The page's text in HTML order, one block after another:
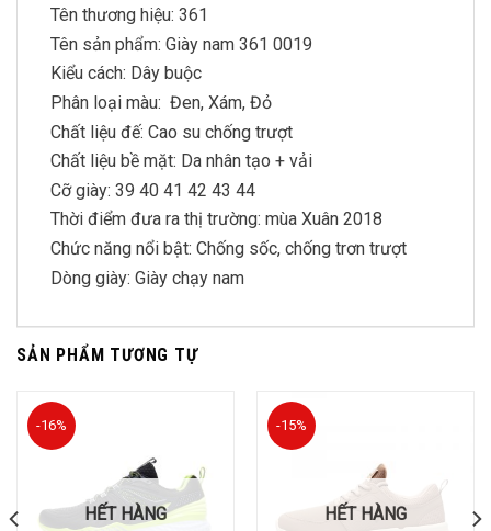
Tên thương hiệu: 361
Tên sản phẩm: Giày nam 361 0019
Kiểu cách: Dây buộc
Phân loại màu: Đen, Xám, Đỏ
Chất liệu đế: Cao su chống trượt
Chất liệu bề mặt: Da nhân tạo + vải
Cỡ giày: 39 40 41 42 43 44
Thời điểm đưa ra thị trường: mùa Xuân 2018
Chức năng nổi bật: Chống sốc, chống trơn trượt
Dòng giày: Giày chạy nam
SẢN PHẨM TƯƠNG TỰ
-16%
HẾT HÀNG
-15%
HẾT HÀNG